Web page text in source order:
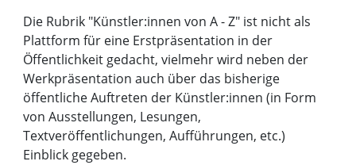
Die Rubrik "Künstler:innen von A - Z" ist nicht als
Plattform für eine Erstpräsentation in der
Öffentlichkeit gedacht, vielmehr wird neben der
Werkpräsentation auch über das bisherige
öffentliche Auftreten der Künstler:innen (in Form
von Ausstellungen, Lesungen,
Textveröffentlichungen, Aufführungen, etc.)
Einblick gegeben.